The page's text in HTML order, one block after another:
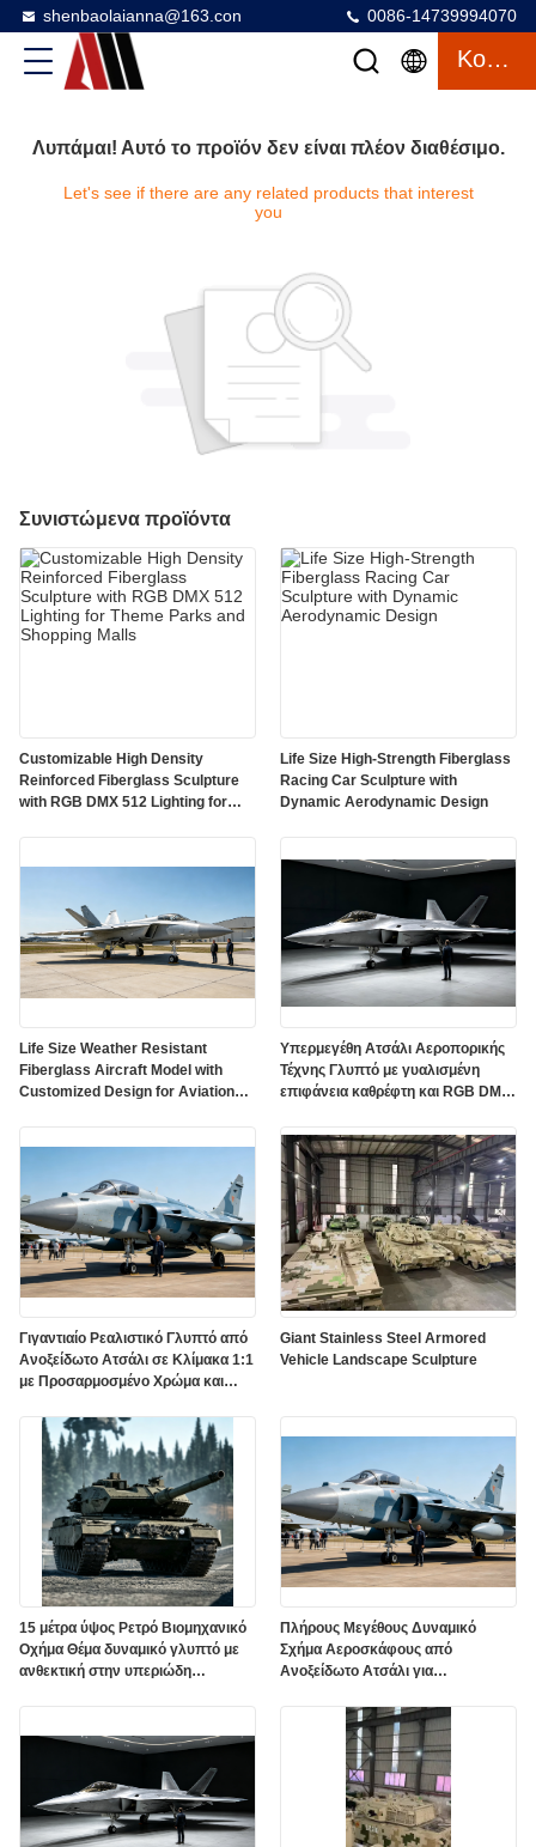
shenbaolaianna@163.con 0086-14739994070
Κουβέντα
Λυπάμαι! Αυτό το προϊόν δεν είναι πλέον διαθέσιμο.
Let's see if there are any related products that interest
you
Συνιστώμενα προϊόντα
Customizable High Density
Reinforced Fiberglass Sculpture
with RGB DMX 512 Lighting for
Life Size High-Strength Fiberglass
Racing Car Sculpture with
Dynamic Aerodynamic Design
Life Size Weather Resistant
Fiberglass Aircraft Model with
Customized Design for Aviation
Υπερμεγέθη Ατσάλι Αεροπορικής
Τέχνης Γλυπτό με γυαλισμένη
επιφάνεια καθρέφτη και RGB DMX
Γιγαντιαίο Ρεαλιστικό Γλυπτό από
Ανοξείδωτο Ατσάλι σε Κλίμακα 1:1
με Προσαρμοσμένο Χρώμα και
Φινίρισμα
Giant Stainless Steel Armored
Vehicle Landscape Sculpture
15 μέτρα ύψος Ρετρό Βιομηχανικό
Οχήμα Θέμα δυναμικό γλυπτό με
ανθεκτική στην υπεριώδη
Πλήρους Μεγέθους Δυναμικό
Σχήμα Αεροσκάφους από
Ανοξείδωτο Ατσάλι για